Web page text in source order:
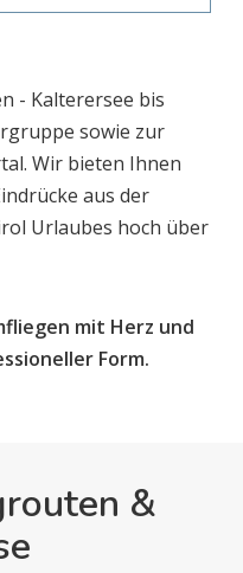
- Kalterersee bis
sowie zur
Wir bieten Ihnen
aus der
Urlaubes hoch über
mit Herz und
Form.
&